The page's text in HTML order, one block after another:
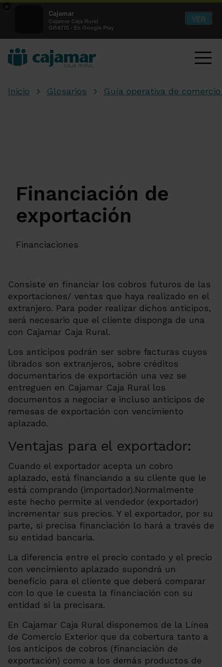
×
Cajamar
Cajamar Caja Rural
GRATIS - En Google Play
VER
Inicio Glosarios Guía operativa de
Financiación de
exportación
Financiaciones
Consiste en financiar los cobros futuros de las
exportaciones/ ventas que haya realizado en el
extranjero. Para poder realizar dichos anticipos,
será necesario que el cliente disponga de una
con Cajamar Caja Rural.
Los anticipos podrán ser sobre facturas cuyos
librados son extranjeros, sobre créditos
documentarios de exportación una vez se
entreguen en Cajamar Caja Rural los
documentos a negociar e incluso anticipos de
remesas de exportación con vencimiento
aplazado.
Ventajas para el exportador:
Cuando el exportador acepta un cobro
aplazado, está financiando a su cliente que le
está comprando (importador).Normalmente
este hecho permite al vendedor (exportador)
incrementar sus precios. Y el exportador, por su
parte, si precisa financiación lo hará a través de
su entidad bancaria.
La diferencia entre el precio contado y el precio
con vencimiento aplazado supondrá un
beneficio para el cliente que deberá comparar
con lo que le cuesta la financiación con su
entidad si la precisara.
En Cajamar Caja Rural disponemos de la Línea
de Comercio Exterior que da cobertura tanto a
los anticipos de cobros (financiación de
exportación) como a los demás productos de